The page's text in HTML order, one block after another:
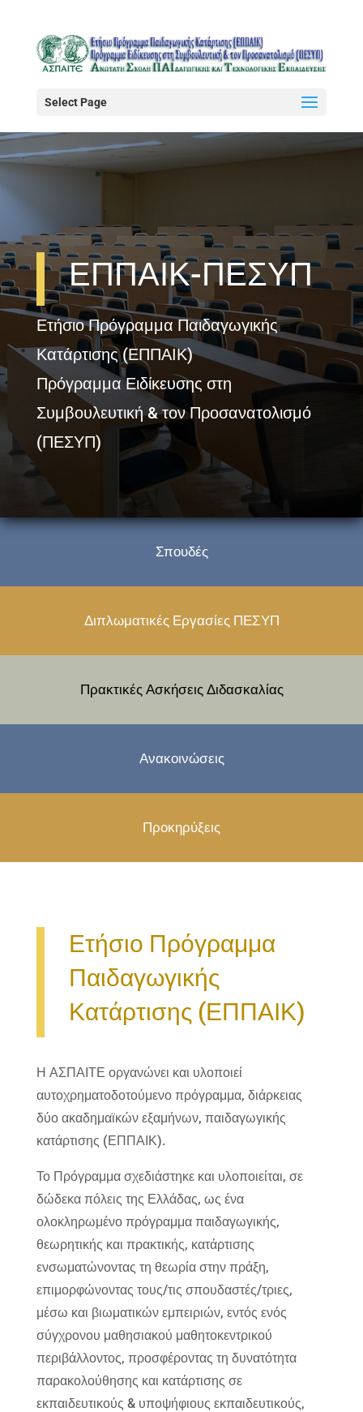
Select Page
ΕΠΠΑΙΚ-ΠΕΣΥΠ
Ετήσιο Πρόγραμμα Παιδαγωγικής
Κατάρτισης (ΕΠΠΑΙΚ)
Πρόγραμμα Ειδίκευσης στη
Συμβουλευτική & τον Προσανατολισμό
(ΠΕΣΥΠ)
Σπουδές
Διπλωματικές Εργασίες ΠΕΣΥΠ
Πρακτικές Ασκήσεις Διδασκαλίας
Ανακοινώσεις
Προκηρύξεις
Ετήσιο Πρόγραμμα
Παιδαγωγικής
Κατάρτισης (ΕΠΠΑΙΚ)
Η ΑΣΠΑΙΤΕ οργανώνει και υλοποιεί
αυτοχρηματοδοτούμενο πρόγραμμα, διάρκειας
δύο ακαδημαϊκών εξαμήνων, παιδαγωγικής
κατάρτισης (ΕΠΠΑΙΚ).
Το Πρόγραμμα σχεδιάστηκε και υλοποιείται, σε
δώδεκα πόλεις της Ελλάδας, ως ένα
ολοκληρωμένο πρόγραμμα παιδαγωγικής,
θεωρητικής και πρακτικής, κατάρτισης
ενσωματώνοντας τη θεωρία στην πράξη,
επιμορφώνοντας τους/τις σπουδαστές/τριες,
μέσω και βιωματικών εμπειριών, εντός ενός
σύγχρονου μαθησιακού μαθητοκεντρικού
περιβάλλοντος, προσφέροντας τη δυνατότητα
παρακολούθησης και κατάρτισης σε
εκπαιδευτικούς & υποψήφιους εκπαιδευτικούς,